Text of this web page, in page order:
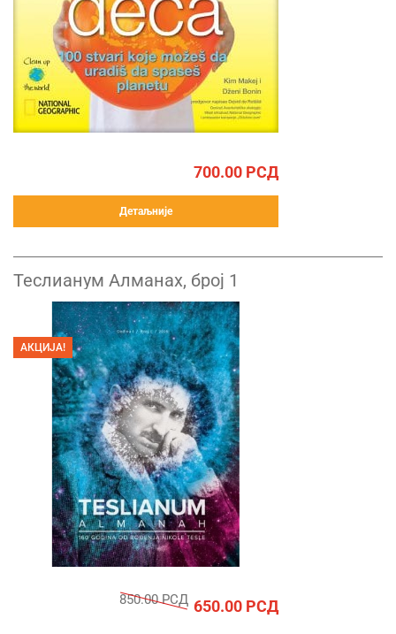
700.00 РСД
Детаљније
АКЦИЈА!
Теслианум Алманах, број 1
850.00РСД 650.00 РСД